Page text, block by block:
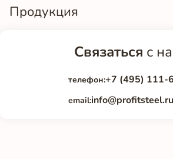
Продукция
Связаться с
телефон:+7 (495) 111-
email:info@profitsteel.ru